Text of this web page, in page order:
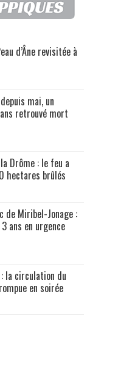
d’Âne revisitée à
mai, un
retrouvé mort
Drôme : le feu a
hectares brûlés
de Miribel-Jonage :
ans en urgence
la circulation du
en soirée